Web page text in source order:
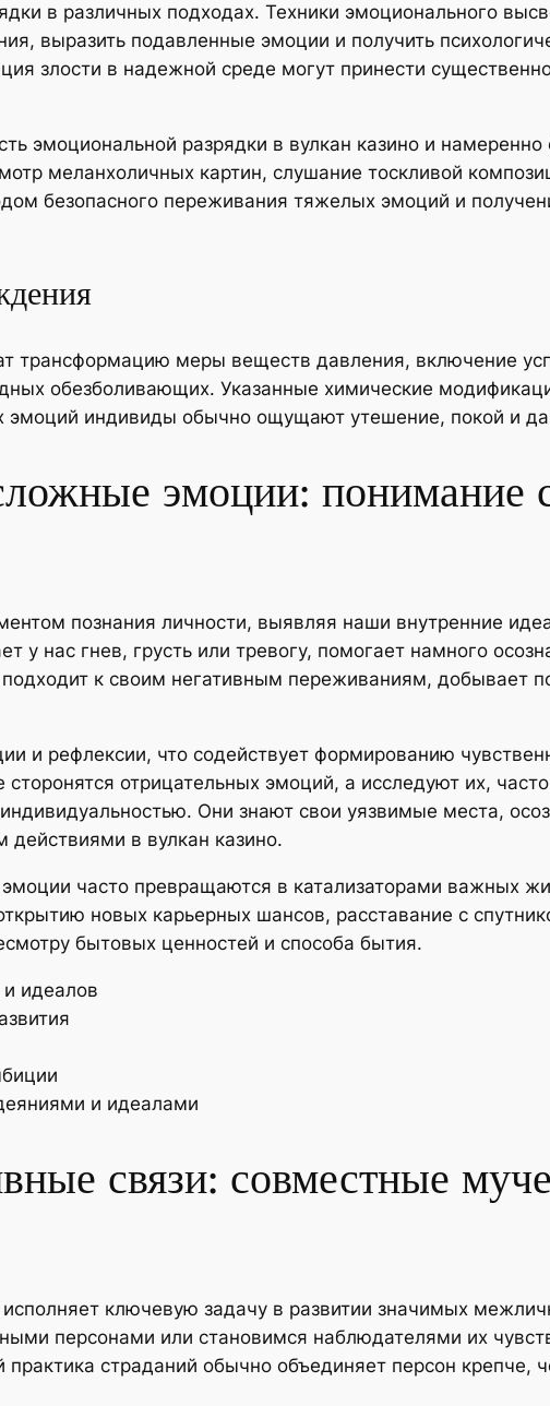
в различных подходах. Техники эмоционального
выразить подавленные эмоции и получить
злости в надежной среде могут принести
эмоциональной разрядки в вулкан казино и
меланхоличных картин, слушание тоскливой
безопасного переживания тяжелых эмоций и
трансформацию меры веществ давления, включение
обезболивающих. Указанные химические
эмоций индивиды обычно ощущают утешение, покой и
эмоции: понимание
познания личности, выявляя наши внутренние
у нас гнев, грусть или тревогу, помогает намного
к своим негативным переживаниям, добывает
и рефлексии, что содействует формированию
отрицательных эмоций, а исследуют их,
Они знают свои уязвимые места,
действиями в вулкан казино.
часто превращаются в катализаторами важных
новых карьерных шансов, расставание с
бытовых ценностей и способа бытия.
идеалов
и идеалами
связи: совместные
ключевую задачу в развитии значимых
персонами или становимся наблюдателями их
страданий обычно объединяет персон крепче,